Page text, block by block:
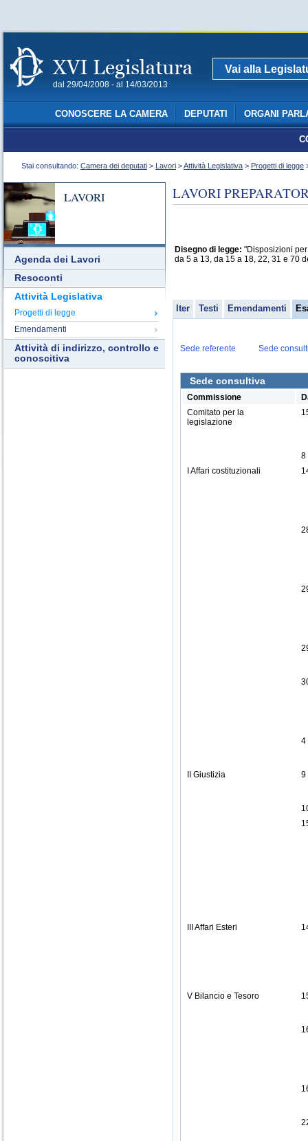
dal 29/04/2008 - al 14/03/2013
Vai alla
CONOSCERE LA CAMERA DEPUTATI ORGANI
Stai consultando: Camera dei deputati > Lavori >Attività Legislativa > Progetti di legge
LAVORI
Agenda dei Lavori
Resoconti
Attività Legislativa
Progetti di legge
Emendamenti
Attività di indirizzo, controllo e
conoscitiva
LAVORI
Disegno di legge: "Disposizioni
da 5 a 13, da 15 a 18, 22, 31 e 70
Iter Testi Emendamenti
Sede referente Sede
Sede consultiva
Commissione
Comitato per la
legislazione
8
I Affari costituzionali
4
II Giustizia 9
III Affari Esteri
V Bilancio e Tesoro